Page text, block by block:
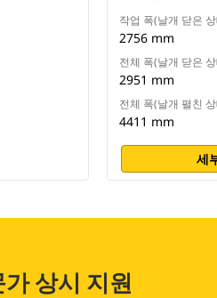
작업 폭(날개 닫은
2756 mm
전체 폭(날개 닫은
2951 mm
전체 폭(날개 펼친
4411 mm
세
상시 지원